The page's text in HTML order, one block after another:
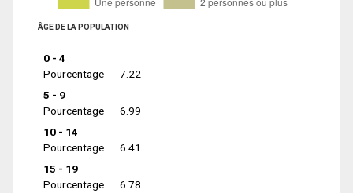
ÂGE DE LA POPULATION
0 - 4
Pourcentage
7.22
5 - 9
Pourcentage
6.99
10 - 14
Pourcentage
6.41
15 - 19
Pourcentage
6.78